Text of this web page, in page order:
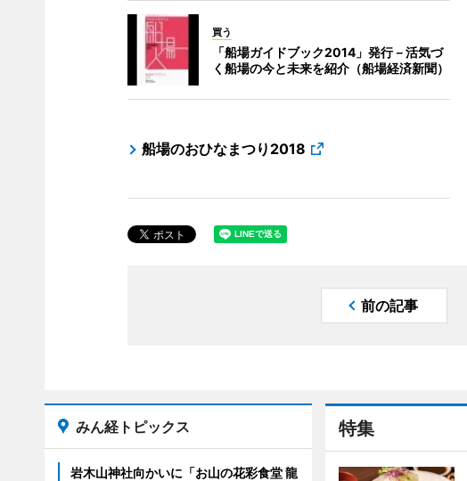
買う
「船場ガイドブック2014」発行－活気づ
く船場の今と未来を紹介（船場経済新聞）
船場のおひなまつり2018
前の記事
特集
みん経トピックス
岩木山神社向かいに「お山の花彩食堂 龍